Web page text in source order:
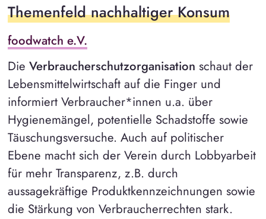
Themenfeld nachhaltiger Konsum
foodwatch e.V.
Die Verbraucherschutzorganisation schaut der
Lebensmittelwirtschaft auf die Finger und
informiert Verbraucher*innen u.a. über
Hygienemängel, potentielle Schadstoffe sowie
Täuschungsversuche. Auch auf politischer
Ebene macht sich der Verein durch Lobbyarbeit
für mehr Transparenz, z.B. durch
aussagekräftige Produktkennzeichnungen sowie
die Stärkung von Verbraucherrechten stark.